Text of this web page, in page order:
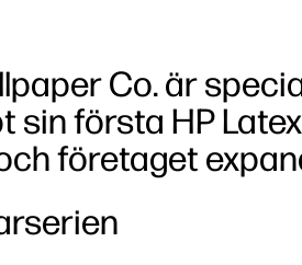
Co. är
sin första HP
företaget